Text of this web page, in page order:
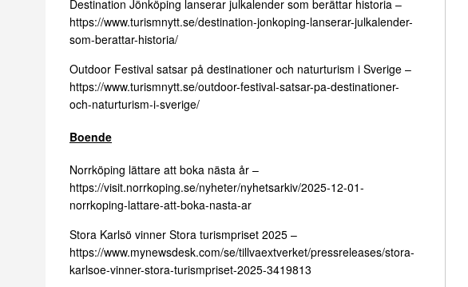
Destination Jönköping lanserar julkalender som berättar historia –
https://www.turismnytt.se/destination-jonkoping-lanserar-julkalender-
som-berattar-historia/
Outdoor Festival satsar på destinationer och naturturism i Sverige –
https://www.turismnytt.se/outdoor-festival-satsar-pa-destinationer-
och-naturturism-i-sverige/
Boende
Norrköping lättare att boka nästa år –
https://visit.norrkoping.se/nyheter/nyhetsarkiv/2025-12-01-
norrkoping-lattare-att-boka-nasta-ar
Stora Karlsö vinner Stora turismpriset 2025 –
https://www.mynewsdesk.com/se/tillvaextverket/pressreleases/stora-
karlsoe-vinner-stora-turismpriset-2025-3419813